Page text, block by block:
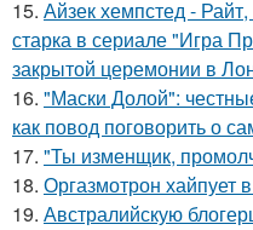
15. Айзек хемпстед -
старка в сериале "Игра
закрытой церемонии в
16. "Маски Долой":
как повод поговорить о
17. "Ты изменщик,
18. Оргазмотрон хайпует
19. Австралийскую